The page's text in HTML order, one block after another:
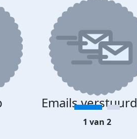
Emails verstuurd
1 van 2